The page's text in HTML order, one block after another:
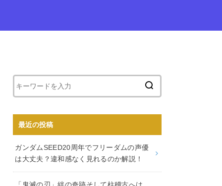
最近の投稿
ガンダムSEED20周年でフリーダムの声優
は大丈夫？違和感なく見れるのか解説！
「鬼滅の刃」絆の奇跡そして柱稽古へは